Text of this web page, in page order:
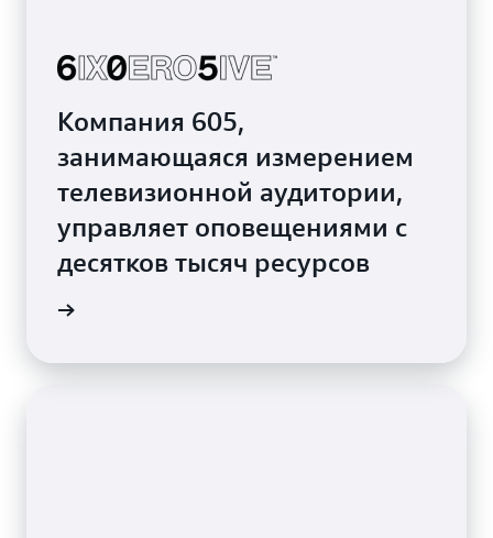
Компания 605,
занимающаяся измерением
телевизионной аудитории,
управляет оповещениями с
десятков тысяч ресурсов